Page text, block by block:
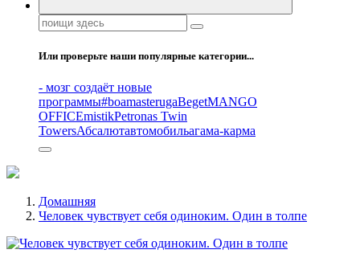
Поиск:
Или проверьте наши популярные категории...
- мозг создаёт новые
программы#boamasterugaBegetMANGO
OFFICEmistikPetronas Twin
TowersАбсалютавтомобильагама-карма
Домашняя
Человек чувствует себя одиноким. Один в толпе